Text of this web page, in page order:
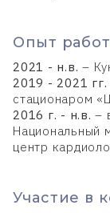
Опыт
2021 - н.в. –
2019 - 2021 гг.
стационаром
2016 г. - н.в. –
Национальный
центр
Участие в